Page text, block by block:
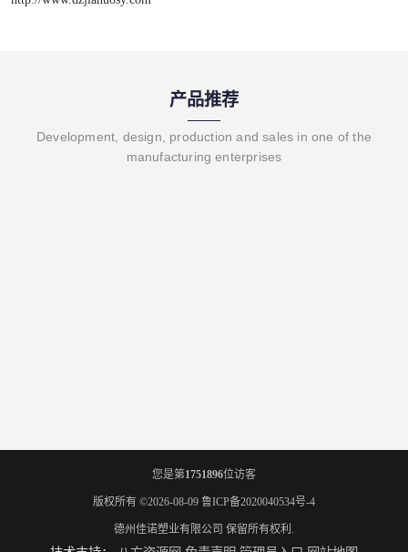
产品推荐
Development, design, production and sales in one of the
manufacturing enterprises
您是第1751896位访客
版权所有 ©2026-08-09 鲁ICP备2020040534号-4
德州佳诺塑业有限公司 保留所有权利.